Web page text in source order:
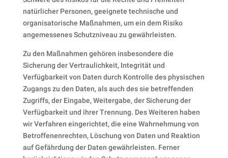
natürlicher Personen, geeignete technische und
organisatorische Maßnahmen, um ein dem Risiko
angemessenes Schutzniveau zu gewährleisten.
Zu den Maßnahmen gehören insbesondere die
Sicherung der Vertraulichkeit, Integrität und
Verfügbarkeit von Daten durch Kontrolle des physischen
Zugangs zu den Daten, als auch des sie betreffenden
Zugriffs, der Eingabe, Weitergabe, der Sicherung der
Verfügbarkeit und ihrer Trennung. Des Weiteren haben
wir Verfahren eingerichtet, die eine Wahrnehmung von
Betroffenenrechten, Löschung von Daten und Reaktion
auf Gefährdung der Daten gewährleisten. Ferner